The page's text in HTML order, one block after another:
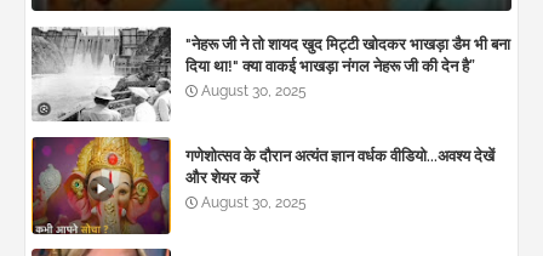
"नेहरू जी ने तो शायद खुद मिट्टी खोदकर भाखड़ा डैम भी बना
दिया था!" क्या वाकई भाखड़ा नंगल नेहरू जी की देन है”
August 30, 2025
गणेशोत्सव के दौरान अत्यंत ज्ञान वर्धक वीडियो...अवश्य देखें
और शेयर करें
August 30, 2025